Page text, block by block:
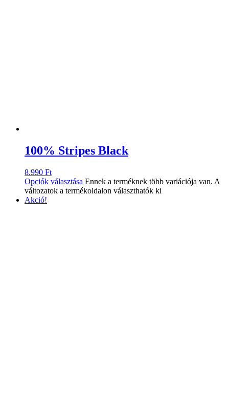
100% Stripes Black
8.990 Ft
Opciók választása Ennek a terméknek több variációja van. A
változatok a termékoldalon választhatók ki
Akció!